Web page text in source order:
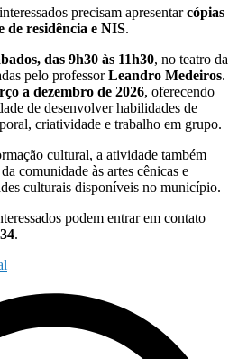
precisam apresentarcópias
de residência e NIS.
das 9h30 às 11h30, no teatro da
pelo professorLeandro Medeiros.
a dezembro de 2026, oferecendo
de desenvolver habilidades de
criatividade e trabalho em grupo.
cultural, a atividade também
comunidade às artes cênicas e
culturais disponíveis no município.
podem entrar em contato
.